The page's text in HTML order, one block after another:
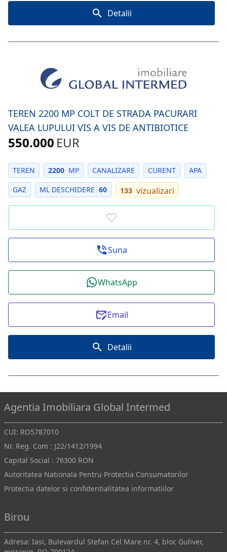
Detalii
TEREN 2200 MP COLT DE STRADA PACURARI
VALEA LUPULUI VIS A VIS DE ANTIBIOTICE
550.000 EUR
TEREN MP
2200 CANALIZARE CURENT
APA
GAZ
ML DESCHIDERE 60 vizualizari
133
Suna
WhatsApp
Email
Detalii
Agentia Imobiliara Global Intermed
CUI: RO5787010
Nr. Reg. Com : J22/1412/1994
Capital Social : 76300 RON
Autoritatea Nationala Pentru Protectia Consumatorilor
Protectia datelor si confidentialitatea informatiilor
Birou
Adresa: Iasi, Bulevardul Stefan Cel Mare nr. 4, bloc Guliver,